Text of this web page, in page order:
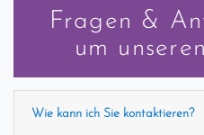
Fragen &
um
Wie kann ich Sie kontaktieren?